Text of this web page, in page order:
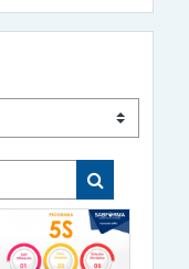
Pesquisar